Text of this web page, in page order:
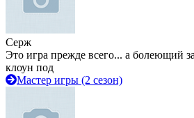
Серж
Это игра прежде всего... а болеющий
клоун под
Мастер игры (2 сезон)